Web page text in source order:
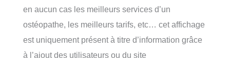
en aucun cas les meilleurs services d’un
ostéopathe, les meilleurs tarifs, etc… cet affichage
est uniquement présent à titre d’information grâce
à l’ajout des utilisateurs ou du site